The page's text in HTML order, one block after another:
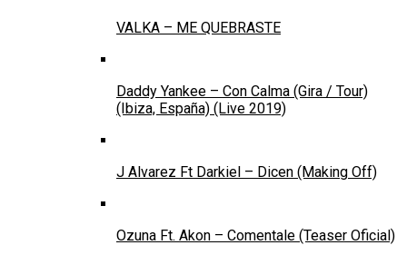
VALKA – ME QUEBRASTE
Daddy Yankee – Con Calma (Gira / Tour)
(Ibiza, España) (Live 2019)
J Alvarez Ft Darkiel – Dicen (Making Off)
Ozuna Ft. Akon – Comentale (Teaser Oficial)